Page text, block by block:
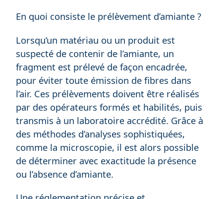
En quoi consiste le prélèvement d’amiante ?
Lorsqu’un matériau ou un produit est
suspecté de contenir de l’amiante, un
fragment est prélevé de façon encadrée,
pour éviter toute émission de fibres dans
l’air. Ces prélèvements doivent être réalisés
par des opérateurs formés et habilités, puis
transmis à un laboratoire accrédité. Grâce à
des méthodes d’analyses sophistiquées,
comme la microscopie, il est alors possible
de déterminer avec exactitude la présence
ou l’absence d’amiante.